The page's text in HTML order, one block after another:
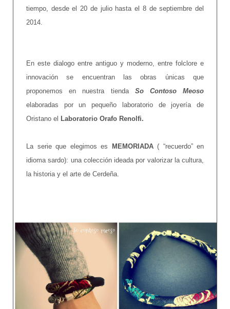
tiempo, desde el 20 de julio hasta el 8 de septiembre del
2014.
En este dialogo entre antiguo y moderno, entre folclore e
innovación se encuentran las obras únicas que
proponemos en nuestra tienda So Contoso Meoso
elaboradas por un pequeño laboratorio de joyería de
Oristano el Laboratorio Orafo Renolfi.
La serie que elegimos es MEMORIADA ( “recuerdo” en
idioma sardo): una colección ideada por valorizar la cultura,
la historia y el arte de Cerdeña.